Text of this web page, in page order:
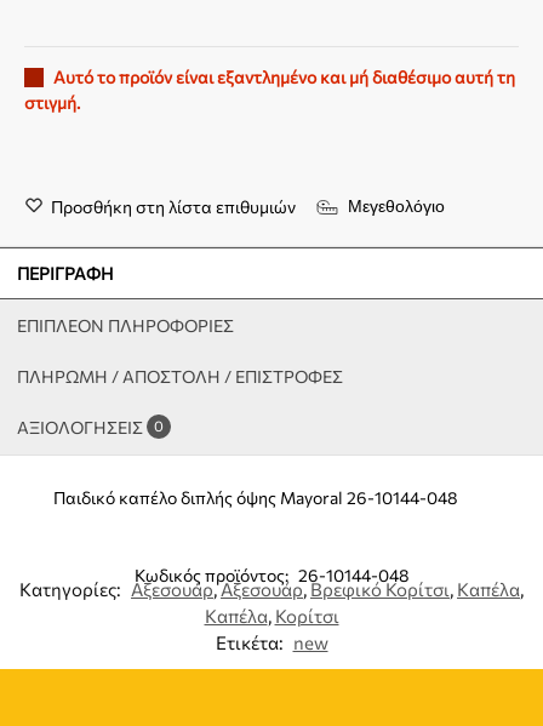
Αυτό το προϊόν είναι εξαντλημένο και μή διαθέσιμο αυτή τη
στιγμή.
Προσθήκη στη λίστα επιθυμιών Μεγεθολόγιο
ΠΕΡΙΓΡΑΦΉ
ΕΠΙΠΛΈΟΝ ΠΛΗΡΟΦΟΡΊΕΣ
ΠΛΗΡΩΜΗ / ΑΠΟΣΤΟΛΗ / ΕΠΙΣΤΡΟΦΕΣ
ΑΞΙΟΛΟΓΉΣΕΙΣ 0
Παιδικό καπέλο διπλής όψης Mayoral 26-10144-048
Κωδικός προϊόντος: 26-10144-048
Κατηγορίες: Αξεσουάρ,Αξεσουάρ,Βρεφικό Κορίτσι, Καπέλα,
Καπέλα, Κορίτσι
Ετικέτα: new